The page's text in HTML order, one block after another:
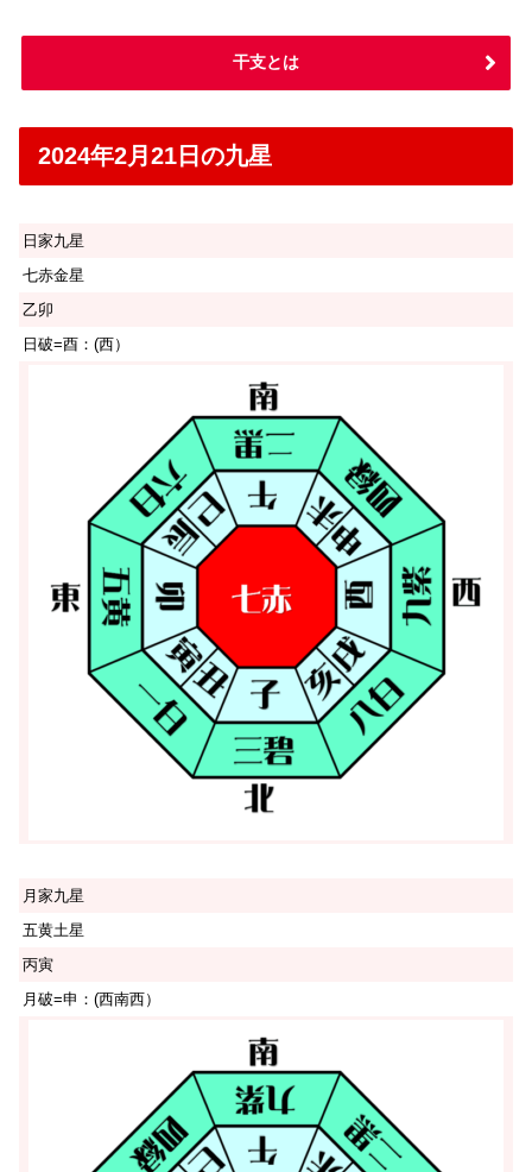
干支とは
2024年2月21日の九星
日家九星
七赤金星
乙卯
日破=酉：(西）
月家九星
五黄土星
丙寅
月破=申：(西南西）